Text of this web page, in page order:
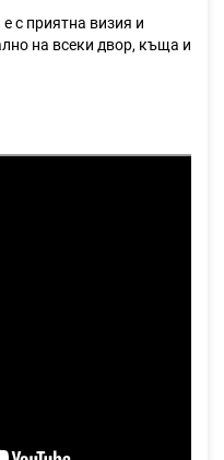
с приятна визия и
на всеки двор, къща и